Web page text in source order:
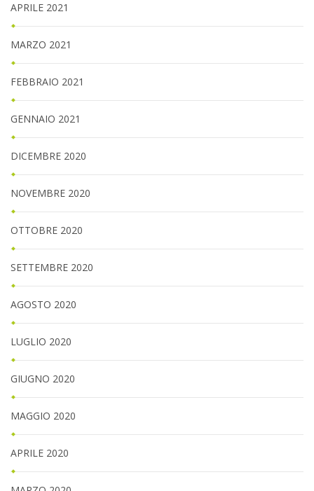
APRILE 2021
MARZO 2021
FEBBRAIO 2021
GENNAIO 2021
DICEMBRE 2020
NOVEMBRE 2020
OTTOBRE 2020
SETTEMBRE 2020
AGOSTO 2020
LUGLIO 2020
GIUGNO 2020
MAGGIO 2020
APRILE 2020